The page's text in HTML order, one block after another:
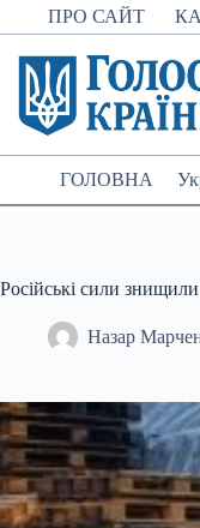
Перейти
до
вмісту
ПРО САЙТ
ГОЛОВНА
Російські сили
Назар